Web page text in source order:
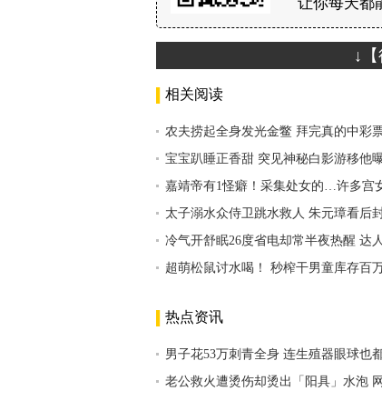
↓
相关阅读
农夫捞起全身发光金鳖 拜完真的中彩
宝宝趴睡正香甜 突见神秘白影游移他
嘉靖帝有1怪癖！采集处女的…许多宫
太子溺水众侍卫跳水救人 朱元璋看后
冷气开舒眠26度省电却常半夜热醒 达
超萌松鼠讨水喝！ 秒榨干男童库存百
热点资讯
男子花53万刺青全身 连生殖器眼球也
老公救火遭烫伤却烫出「阳具」水泡